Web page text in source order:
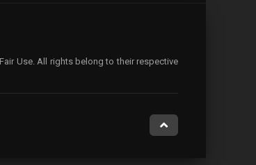
Use. All rights belong to their respective